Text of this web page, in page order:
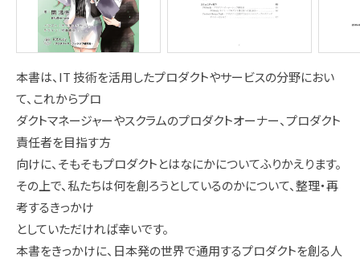
本書は、IT 技術を活用したプロダクトやサービスの分野におい
て、これからプロ
ダクトマネージャーやスクラムのプロダクトオーナー、プロダクト
責任者を目指す方
向けに、そもそもプロダクトとはなにかについてふりかえります。
その上で、私たちは何を創ろうとしているのかについて、整理・再
考するきっかけ
としていただければ幸いです。
本書をきっかけに、日本発の世界で通用するプロダクトを創る人